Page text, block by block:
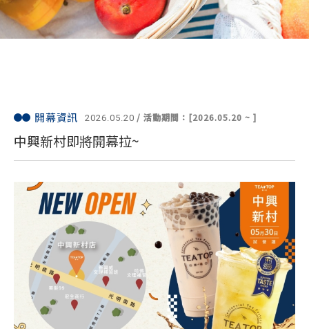
開幕資訊 2026.05.20 / 活動期間：[2026.05.20 ~ ]
中興新村即將開幕拉~